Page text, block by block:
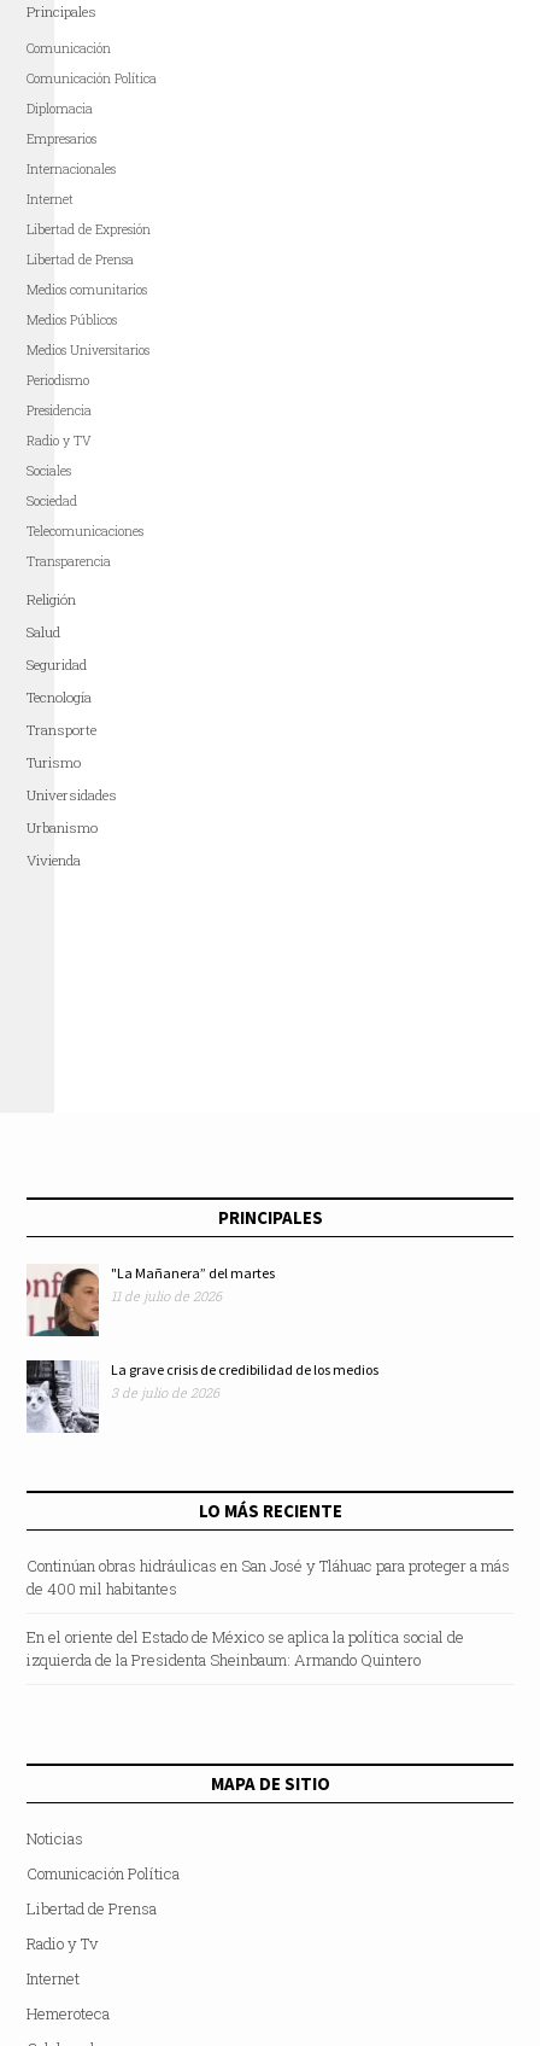
Principales
Comunicación
Comunicación Política
Diplomacia
Empresarios
Internacionales
Internet
Libertad de Expresión
Libertad de Prensa
Medios comunitarios
Medios Públicos
Medios Universitarios
Periodismo
Presidencia
Radio y TV
Sociales
Sociedad
Telecomunicaciones
Transparencia
Religión
Salud
Seguridad
Tecnología
Transporte
Turismo
Universidades
Urbanismo
Vivienda
PRINCIPALES
"La Mañanera” del martes
11 de julio de 2026
La grave crisis de credibilidad de los medios
3 de julio de 2026
LO MÁS RECIENTE
Continúan obras hidráulicas en San José y Tláhuac para proteger a más
de 400 mil habitantes
En el oriente del Estado de México se aplica la política social de
izquierda de la Presidenta Sheinbaum: Armando Quintero
MAPA DE SITIO
Noticias
Comunicación Política
Libertad de Prensa
Radio y Tv
Internet
Hemeroteca